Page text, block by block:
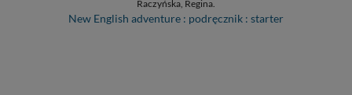
Raczyńska, Regina.
New English adventure : podręcznik : starter